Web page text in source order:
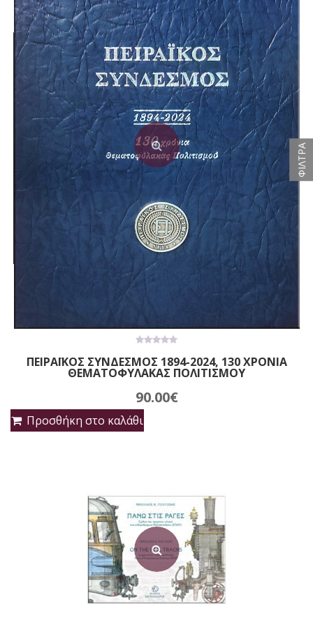
out
of
ΠΕΙΡΑΪΚΟΣ ΣΥΝΔΕΣΜΟΣ 1894-2024, 130 ΧΡΟΝΙΑ
ΘΕΜΑΤΟΦΥΛΑΚΑΣ ΠΟΛΙΤΙΣΜΟΥ
90.00€
Προσθήκη στο καλάθι
ΦΙΛΤΡΑ